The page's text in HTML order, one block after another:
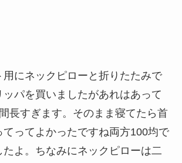
用にネックピローと折りたたみで
ッパを買いましたがあれはあって
長すぎます。そのまま寝てたら首
てってよかったですね両方100均で
たよ。ちなみにネックピローは二